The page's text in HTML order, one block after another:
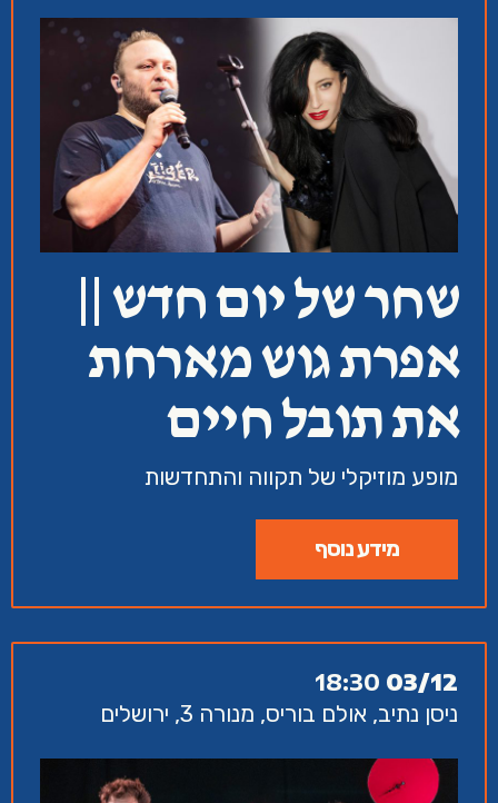
שחר של יום חדש ||
אפרת גוש מארחת
את תובל חיים
מופע מוזיקלי של תקווה והתחדשות
מידע נוסף
03/12
18:30
ניסן נתיב, אולם בוריס, מנורה 3, ירושלים